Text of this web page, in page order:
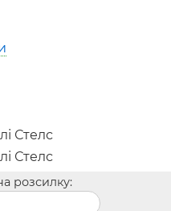
розсилку: